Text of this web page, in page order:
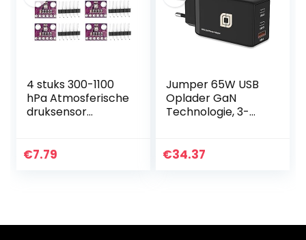
4 stuks 300-1100
hPa Atmosferische
druksensor
componenten
€7.79
Jumper 65W USB
Oplader GaN
Technologie, 3-
oplaadadapter/vo
€34.37